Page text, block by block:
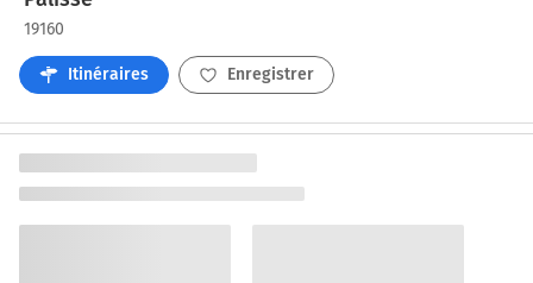
19160
Itinéraires Enregistrer